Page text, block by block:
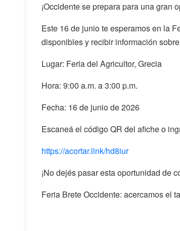
¡Occidente se prepara para una gran
Este 16 de junio te esperamos en la
disponibles y recibir información
Lugar: Feria del Agricultor, Grecia
Hora: 9:00 a.m. a 3:00 p.m.
Fecha: 16 de junio de 2026
Escaneá el código QR del afiche o
https://acortar.link/hd8iur
¡No dejés pasar esta oportunidad de
Feria Brete Occidente: acercamos el